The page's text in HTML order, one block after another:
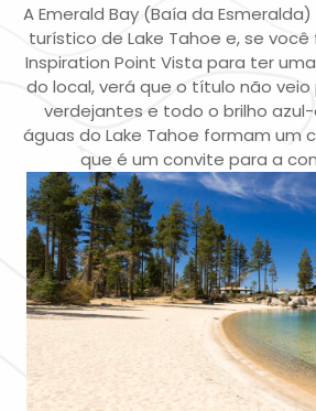
A Emerald Bay (Baía da
turístico de Lake Tahoe e, se
Inspiration Point Vista para ter
do local, verá que o título não veio
verdejantes e todo o brilho
águas do Lake Tahoe formam um
que é um convite para a